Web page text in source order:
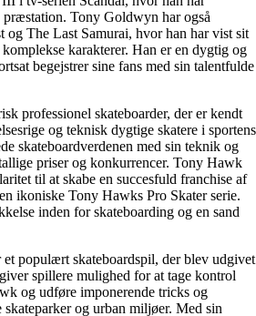
præstation. Tony Goldwyn har også
The Last Samurai, hvor han har vist sit
karakterer. Han er en dygtig og
begejstrer sine fans med sin talentfulde
professionel skateboarder, der er kendt
og teknisk dygtige skatere i sportens
skateboardverdenen med sin teknik og
priser og konkurrencer. Tony Hawk
til at skabe en succesfuld franchise af
ikoniske Tony Hawks Pro Skater serie.
inden for skateboarding og en sand
populært skateboardspil, der blev udgivet
spillere mulighed for at tage kontrol
og udføre imponerende tricks og
og urban miljøer. Med sin